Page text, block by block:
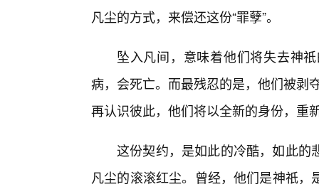
凡尘的方式，来偿还这份“罪孽”。
坠入凡间，意味着他们将失去神
病，会死亡。而最残忍的是，他们被剥
再认识彼此，他们将以全新的身份，重
这份契约，是如此的冷酷，如此的
凡尘的滚滚红尘。曾经，他们是神祇